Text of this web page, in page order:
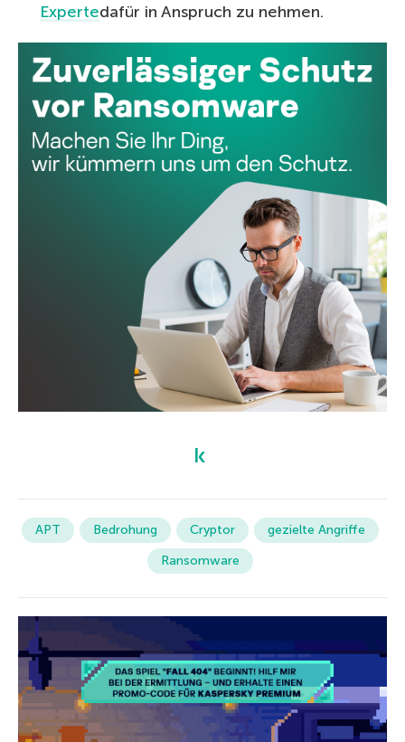
Expertedafür in Anspruch zu nehmen.
APT Bedrohung Cryptor
gezielte Angriffe
Ransomware